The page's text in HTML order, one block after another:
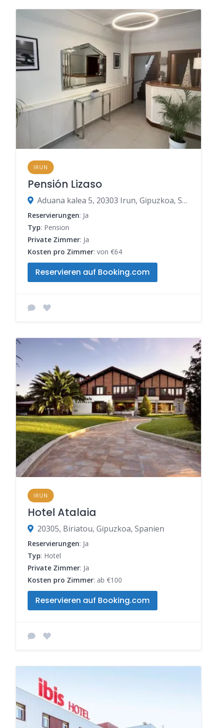
IRUN
Pensión Lizaso
Aduana kalea 5, 20303 Irun, Gipuzkoa, Spanien
Reservierungen: Ja
Typ: Pension
Private Zimmer: Ja
Kosten pro Zimmer: von €64
Reservieren auf Booking.com
IRUN
Hotel Atalaia
20305, Biriatou, Gipuzkoa, Spanien
Reservierungen: Ja
Typ: Hotel
Private Zimmer: Ja
Kosten pro Zimmer: ab €100
Reservieren auf Booking.com